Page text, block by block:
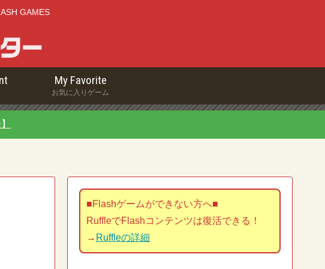
GAMES
My Favorite
お気に入りゲーム
■Flashゲームができない方へ■
RuffleでFlashコンテンツは復活できる！
→ Ruffleの詳細